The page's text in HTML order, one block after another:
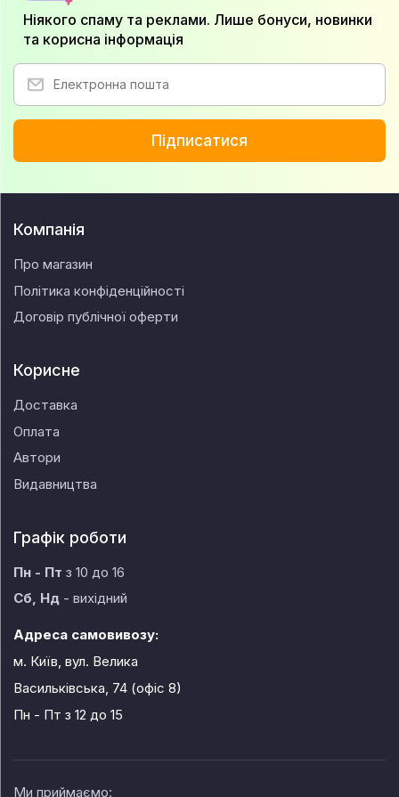
Ніякого спаму та реклами. Лише бонуси, новинки
та корисна інформація
Підписатися
Компанія
Про магазин
Політика конфіденційності
Договір публічної оферти
Корисне
Доставка
Оплата
Автори
Видавництва
Графік роботи
Пн - Пт з 10 до 16
Сб, Нд - вихідний
Адреса самовивозу:
м. Київ, вул. Велика
Васильківська, 74 (офіс 8)
Пн - Пт з 12 до 15
Ми приймаємо: